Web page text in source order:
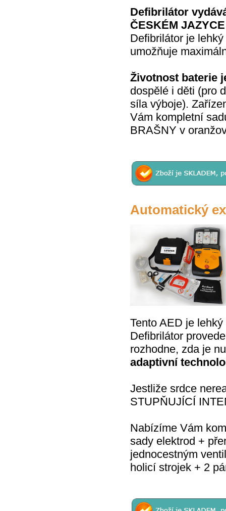
Defibrilátor
ČESKÉM JAZYCE
Defibrilátor je
umožňuje
Životnost baterie
dospělé i děti (pro
síla výboje).
Vám kompletní
BRAŠNY v
Automatický
Tento AED je
Defibrilátor
rozhodne, zda je
adaptivní
Jestliže srdce
STUPŇUJÍCÍ
Nabízíme Vám
sady elektrod +
jednocestným
holicí strojek + 2